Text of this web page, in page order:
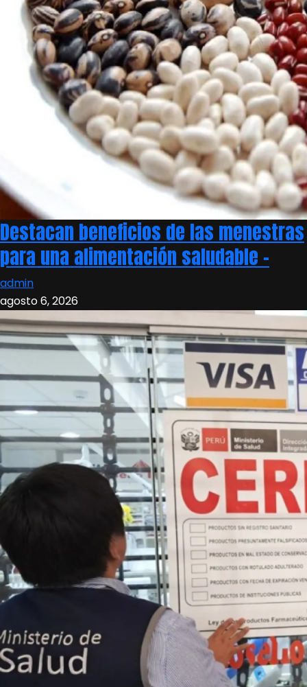
Destacan beneficios de las menestras
para una alimentación saludable –
admin
agosto 6, 2026